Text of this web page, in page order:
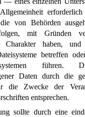
von Behörden
mit Gründen
Charakter haben,
betreffen
führen.
Daten durch die
die Zwecke der
entsprechen.
sollte durch eine